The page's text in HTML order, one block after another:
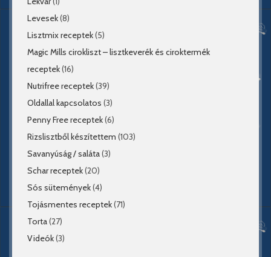
Levesek(8)
Lisztmix receptek(5)
Magic Mills cirokliszt – lisztkeverék és ciroktermék
receptek(16)
Nutrifree receptek(39)
Oldallal kapcsolatos (3)
Penny Free receptek(6)
Rizslisztből készítettem (103)
Savanyúság / saláta(3)
Schar receptek(20)
Sós sütemények(4)
Tojásmentes receptek(71)
Torta(27)
Videók(3)